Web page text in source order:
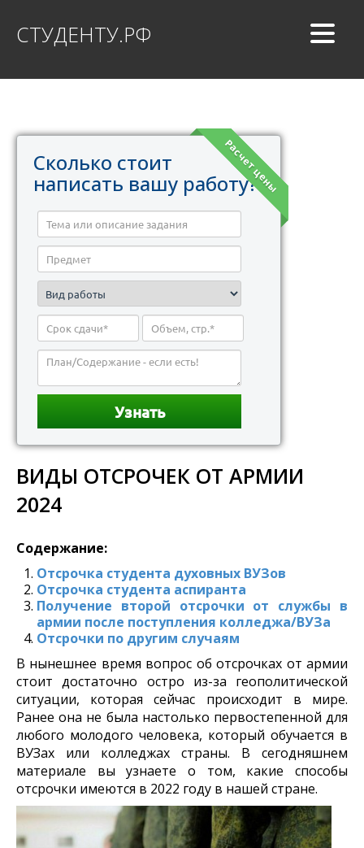
СТУДЕНТУ.РФ
Расчет цены
Сколько стоит
написать вашу работу?
ВИДЫ ОТСРОЧЕК ОТ АРМИИ
2024
Содержание:
Отсрочка студента духовных ВУЗов
Отсрочка студента аспиранта
Получение второй отсрочки от службы в
армии после поступления колледжа/ВУЗа
Отсрочки по другим случаям
В нынешнее время вопрос об отсрочках от армии
стоит достаточно остро из-за геополитической
ситуации, которая сейчас происходит в мире.
Ранее она не была настолько первостепенной для
любого молодого человека, который обучается в
ВУЗах или колледжах страны. В сегодняшнем
материале вы узнаете о том, какие способы
отсрочки имеются в 2022 году в нашей стране.